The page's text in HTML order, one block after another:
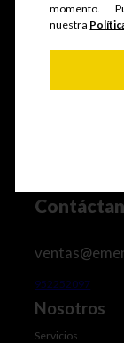
Fabricamos y
952252097
Nosotros
Servicios
momento.
nuestra